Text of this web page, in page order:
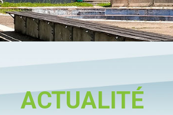
ACTUALITÉ